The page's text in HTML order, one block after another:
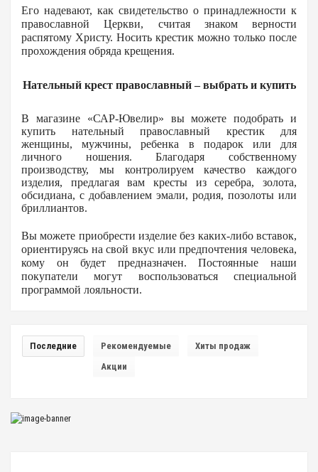
Его надевают, как свидетельство о принадлежности к
православной Церкви, считая знаком верности
распятому Христу. Носить крестик можно только после
прохождения обряда крещения.
Нательный крест православный – выбрать и купить
В магазине «САР-Ювелир» вы можете подобрать и
купить нательный православный крестик для
женщины, мужчины, ребенка в подарок или для
личного ношения. Благодаря собственному
производству, мы контролируем качество каждого
изделия, предлагая вам кресты из серебра, золота,
обсидиана, с добавлением эмали, родия, позолоты или
бриллиантов.
Вы можете приобрести изделие без каких-либо вставок,
ориентируясь на свой вкус или предпочтения человека,
кому он будет предназначен. Постоянные наши
покупатели могут воспользоваться специальной
программой лояльности.
Последние Рекомендуемые
Хиты продаж
Акции